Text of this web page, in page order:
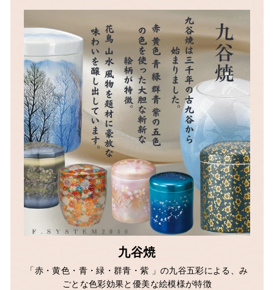
九谷焼
「赤・黄色・青・緑・群青・紫 」の九谷五彩による、み
ごとな色彩効果と優美な絵模様が特徴